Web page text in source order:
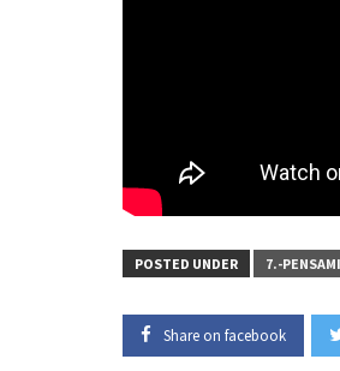
POSTED UNDER 7.-
Share on facebook